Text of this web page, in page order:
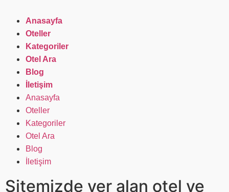
Anasayfa
Oteller
Kategoriler
Otel Ara
Blog
İletişim
Anasayfa
Oteller
Kategoriler
Otel Ara
Blog
İletişim
Sitemizde yer alan otel ve